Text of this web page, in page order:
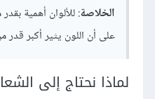
الخلاصة: للألوان أهمية
على أن اللون يثير أكبر
لماذا نحتاج إلى